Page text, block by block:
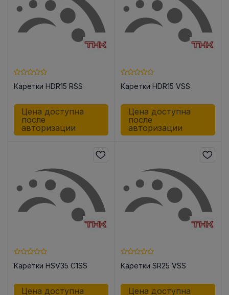
Каретки HDR15 RSS
Цена доступна
после
авторизации
Каретки HDR15 VSS
Цена доступна
после
авторизации
Каретки HSV35 C1SS
Цена доступна
Каретки SR25 VSS
Цена доступна